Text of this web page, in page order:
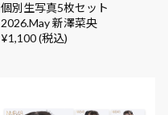
個別生写真5枚セット
2026.May 新澤菜央
¥1,100 (税込)